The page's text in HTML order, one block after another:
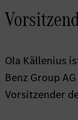
Ola Källenius
Benz Group
Vorsitzender